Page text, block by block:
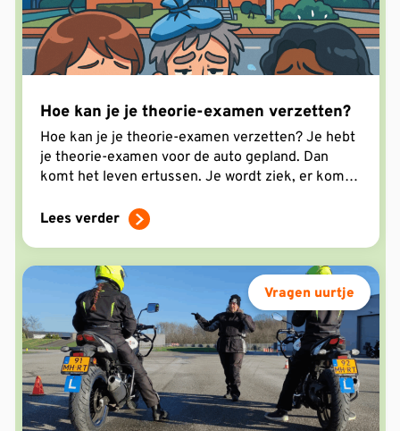
Hoe kan je je theorie-examen verzetten?
Hoe kan je je theorie-examen verzetten? Je hebt
je theorie-examen voor de auto gepland. Dan
komt het leven ertussen. Je wordt ziek, er komt
Lees verder
Vragen uurtje